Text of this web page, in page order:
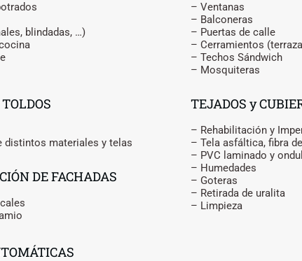
blindadas, …)
– Ventanas
– Balconeras
– Puertas de calle
– Cerramientos
– Techos Sándwich
– Mosquiteras
distintos materiales y telas
DE FACHADAS
TEJADOS y
– Rehabilitación y
– Tela asfáltica, fibra
– PVC laminado y
– Humedades
– Goteras
– Retirada de uralita
– Limpieza